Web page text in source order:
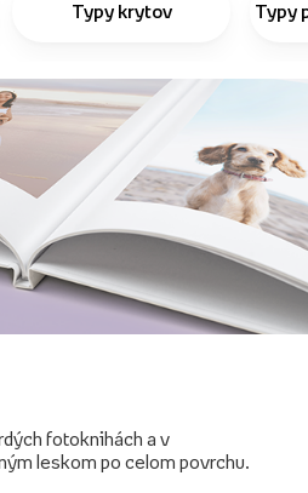
Typy krytov Typy
fotoknihách a v
leskom po celom povrchu.